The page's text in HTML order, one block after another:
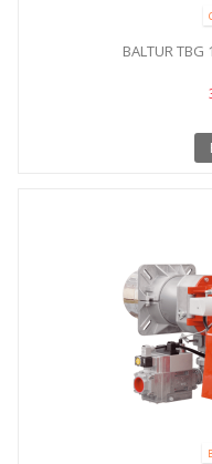
BALTUR